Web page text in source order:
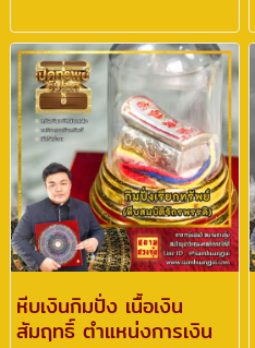
หีบเงินกิมปั่ง เนื้อเงิน
สัมฤทธิ์ ตำแหน่งการเงิน